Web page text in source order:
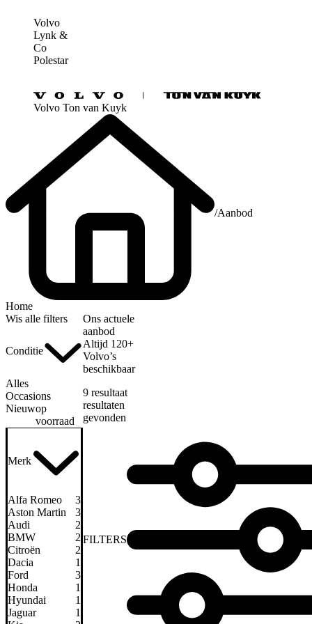
Volvo
Lynk &
Co
Polestar
Volvo Ton van Kuyk
Home
/Aanbod
Wis alle filters
Conditie
Alles
Occasions
Nieuwop
voorraad
Merk
Alfa Romeo
3
Aston Martin
3
Audi
2
BMW
2
Citroën
2
Dacia
1
Ford
3
Honda
1
Hyundai
1
Jaguar
1
Ons actuele
aanbod
Altijd 120+
Volvo’s
beschikbaar
9 resultaat
resultaten
gevonden
FILTERS